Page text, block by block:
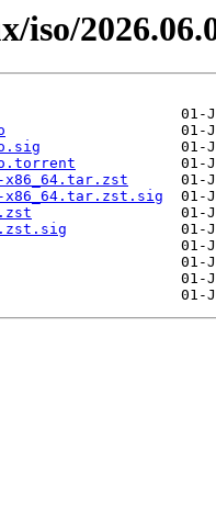
iso/
x86_64.tar.zst
x86_64.tar.zst.sig